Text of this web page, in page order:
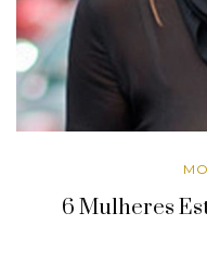
6 Mulheres